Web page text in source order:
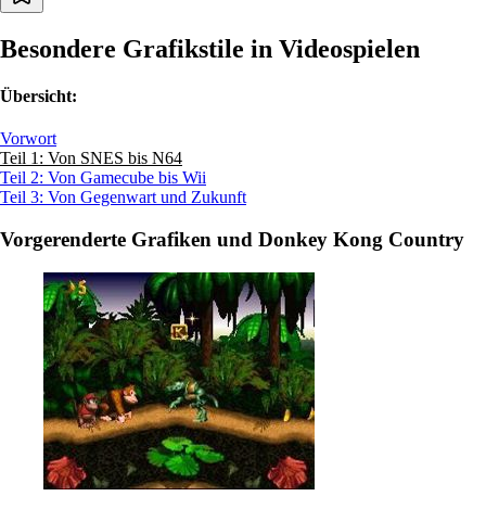
Besondere Grafikstile in Videospielen
Übersicht:
Vorwort
Teil 1: Von SNES bis N64
Teil 2: Von Gamecube bis Wii
Teil 3: Von Gegenwart und Zukunft
Vorgerenderte Grafiken und Donkey Kong Country